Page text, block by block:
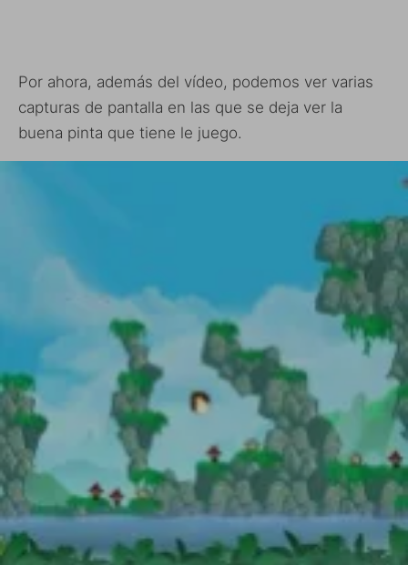
Por ahora, además del vídeo, podemos ver varias
capturas de pantalla en las que se deja ver la
buena pinta que tiene le juego.